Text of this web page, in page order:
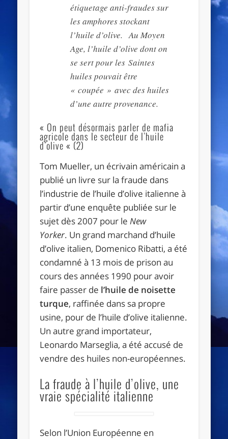
étiquetage anti-fraudes sur
les amphores stockant
l’huile d’olive. Au Moyen
Age, l’huile d’olive dont on
se sert pour les Saintes
huiles pouvait être
« coupée » avec des huiles
d’une autre provenance.
« On peut désormais parler de mafia
agricole dans le secteur de l’huile
d’olive « (2)
Tom Mueller, un écrivain américain a
publié un livre sur la fraude dans
l’industrie de l’huile d’olive italienne à
partir d’une enquête publiée sur le
sujet dès 2007 pour le New
Yorker. Un grand marchand d’huile
d’olive italien, Domenico Ribatti, a été
condamné à 13 mois de prison au
cours des années 1990 pour avoir
faire passer de l’huile de noisette
turque, raffinée dans sa propre
usine, pour de l’huile d’olive italienne.
Un autre grand importateur,
Leonardo Marseglia, a été accusé de
vendre des huiles non-européennes.
La fraude à l’huile d’olive, une
vraie spécialité italienne
Selon l’Union Européenne en